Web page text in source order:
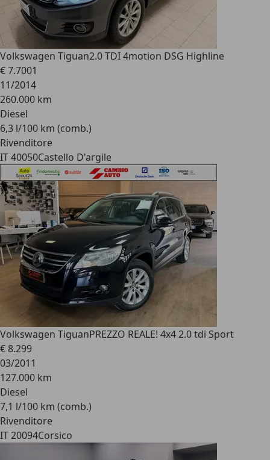
Volkswagen Tiguan2.0 TDI 4motion DSG Highline
€ 7.7001
11/2014
260.000 km
Diesel
6,3 l/100 km (comb.)
Rivenditore
IT 40050Castello D'argile
Volkswagen TiguanPREZZO REALE! 4x4 2.0 tdi Sport
€ 8.299
03/2011
127.000 km
Diesel
7,1 l/100 km (comb.)
Rivenditore
IT 20094Corsico